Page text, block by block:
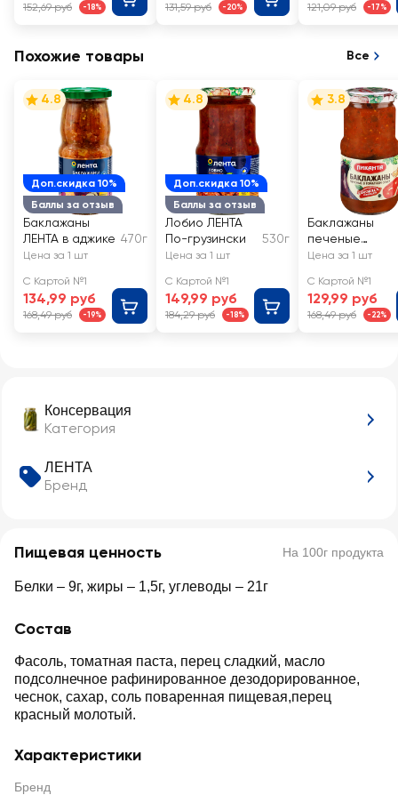
Консервация
Категория
ЛЕНТА
Бренд
Пищевая ценность На 100г продукта
Белки – 9г, жиры – 1,5г, углеводы – 21г
Состав
Фасоль, томатная паста, перец сладкий, масло
подсолнечное рафинированное дезодорированное,
чеснок, сахар, соль поваренная пищевая,перец
красный молотый.
Характеристики
Бренд
152,69 руб -18% 131,59 руб -20% 121,09 руб -17%
Похожие товары Все
Доп.скидка 10%
Баллы за отзыв
4.8
Баклажаны
ЛЕНТА в аджике 470г
Цена за 1 шт
С Картой №1
134,99 руб
168,49 руб -19%
Доп.скидка 10%
Баллы за отзыв
4.8
Лобио ЛЕНТА
По-грузински
530г
Цена за 1 шт
С Картой №1
149,99 руб
184,29 руб -18%
3.8
Баклажаны
печеные
ПИКАНТА в
соусе
Цена за 1 шт
С Картой №1
129,99 руб
168,49 руб -22%